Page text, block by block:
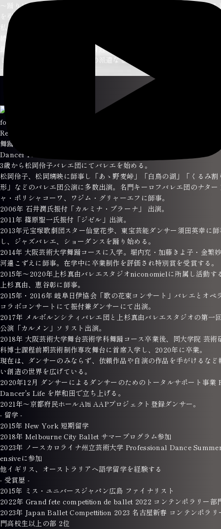
～踊りは祈り～ 芸術を通じて自分を表現することは、心の中にある
を引き出す魔法のようなもの。
私たちFOR DANCER'S LIFEは、あなたがアーティスティックに挑
続けることで、人生がもっと豊かで楽しいものになると信じています
最大限にクラシックバレエを身近に体感していただける舞台作りを得
し、イベント出演やダンサーの派遣など様々なご依頼にも対応してお
す。
for
Reina Terakura
舞踊家・振付家・モデル
Dancer Profile
3歳から松岡伶子バレエ団にてバレエを始める。
松岡伶子、松岡璃映に師事し「あゝ野麦峠」「白鳥の湖」「くるみ割
形」などのバレエ団公演に多数出演。名門キーロフバレエ団のナター
ャ・ポリシャコーワ、ワジム・グリャーエフに師事。
2006年 石井潤氏振付「カルミナ・ブラーナ」 出演。
2011年 篠原聖一氏振付「ジゼル」出演。
2013年元宝塚歌劇団スター仙堂花歩、東宝芸能ダンサー須田英幸に
し、ジャズバレエ、ショーダンスを踊り始める。
2014年 大阪芸術大学舞踊コースに入学。堀内充・加藤きよ子・金繁
河邉こずえに師事。在学中に卒業制作を評価され特別賞を受賞する。
2015年〜2020年上杉真由バレエスタジオniconomielに所属し活動す
上杉真由、恵谷彰に師事。
2015年・2016年 岐阜日伊協会「歌の花束コンサート」バレエとオペ
コラボコンサートにて振付兼ダンサーにて出演。
2017年 メルボルンシティバレエ団と上杉真由バレエスタジオの第一
公演「カルメン」ソリスト出演。
2018年 大阪芸術大学舞台芸術学科舞踊コース卒業後、同大学院 芸術
科博士課程前期芸術制作専攻舞台に首席入学し、2020年に卒業。
現在は、ダンサーのみならず、依頼作品や自演の作品を手がけるなど
い創造の世界を広げている。
2020年12月 ダンサーによるダンサーのためのトータルサポート事業
Dancer's Life を岸和田で立ち上げる。
2021年〜京都府民ホールAlti AAPプロジェクト登録ダンサー。
- 留学 -
2015年 New York 短期留学
2018年 Melbourne City Ballet サマープログラム参加
2023年 ノースカロライナ州立芸術大学 Professional Dance
ensiveに参加
他イギリス、オーストラリアへ語学留学を経験する
- 受賞歴 -
2015年 ミス・ユニバースジャパン広島 ファイナリスト
2022年 Grand fete competition de ballet 2022 コンテンポラリー部
2023年 Japan Ballet Compettition 2023 名古屋新春 コンテンポラリ
門高校生以上の部 2位